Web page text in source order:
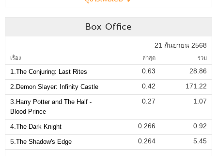
Box Office
21 กันยายน 2568
เรื่อง ล่าสุด รวม
1. The Conjuring: Last Rites 0.63
28.86
2. Demon Slayer: Infinity Castle 0.42
171.22
3. Harry Potter and The Half -
Blood Prince
0.27 1.07
4. The Dark Knight 0.266
0.92
5. The Shadow's Edge 0.264 5.45